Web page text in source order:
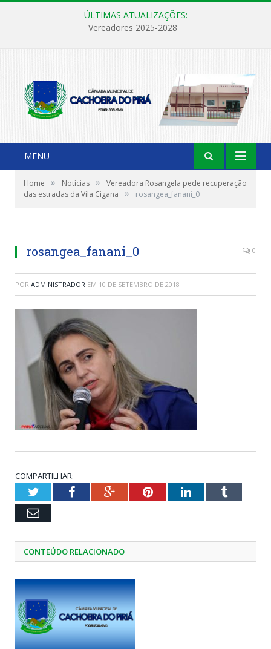
ÚLTIMAS ATUALIZAÇÕES:
Vereadores 2025-2028
MENU
Home » Notícias »
Vereadora Rosangela pede recuperação
das estradas da Vila Cigana
» rosangea_fanani_0
rosangea_fanani_0 0
POR ADMINISTRADOR EM 10 DE SETEMBRO DE 2018
COMPARTILHAR:
TwitterFacebookGoogle+PinterestLinkedInTumblr
Email
CONTEÚDO RELACIONADO